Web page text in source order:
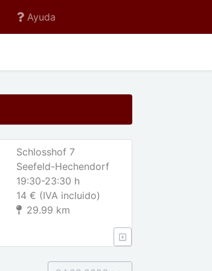
Ayuda
Schlosshof 7
Seefeld-Hechendorf
19:30-23:30 h
14 € (IVA incluido)
29.99 km